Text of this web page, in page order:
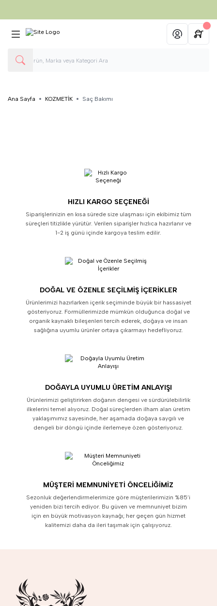
Hesabım
Ana Sayfa KOZMETİK Saç Bakımı
HIZLI KARGO SEÇENEĞI
Siparişlerinizin en kısa sürede size ulaşması için ekibimiz tüm
süreçleri titizlikle yürütür. Verilen siparişler hızlıca hazırlanır ve
1-2 iş günü içinde kargoya teslim edilir.
DOĞAL VE ÖZENLE SEÇILMIŞ İÇERIKLER
Ürünlerimizi hazırlarken içerik seçiminde büyük bir hassasiyet
gösteriyoruz. Formüllerimizde mümkün olduğunca doğal ve
organik kaynaklı bileşenleri tercih ederek, doğaya ve insan
sağlığına uyumlu ürünler ortaya çıkarmayı hedefliyoruz.
DOĞAYLA UYUMLU ÜRETIM ANLAYIŞI
Ürünlerimizi geliştirirken doğanın dengesi ve sürdürülebilirlik
ilkelerini temel alıyoruz. Doğal süreçlerden ilham alan üretim
yaklaşımımız sayesinde, her aşamada doğaya saygılı ve
dengeli bir döngü içinde ilerlemeye özen gösteriyoruz.
MÜŞTERI MEMNUNIYETI ÖNCELIĞIMIZ
Sezonluk değerlendirmelerimize göre müşterilerimizin %85’i
yeniden bizi tercih ediyor. Bu güven ve memnuniyet bizim
için en büyük motivasyon kaynağı; her geçen gün hizmet
kalitemizi daha da ileri taşımak için çalışıyoruz.